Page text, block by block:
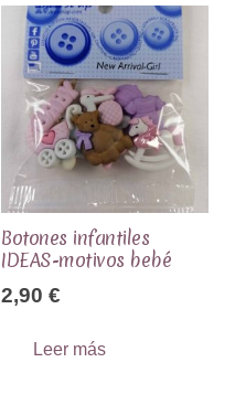
Botones infantiles
IDEAS-motivos bebé
2,90 €
Leer más